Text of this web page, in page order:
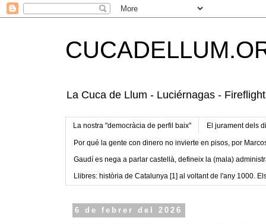
La Cuca de Llum - Luciérnagas -
La nostra "democràcia de perfil baix" El jurament dels
Por qué la gente con dinero no invierte en pisos, por
Gaudí es nega a parlar castellà, defineix la (mala)
Llibres: història de Catalunya [1] al voltant de l'any 1000.
6 de febrer del 2026